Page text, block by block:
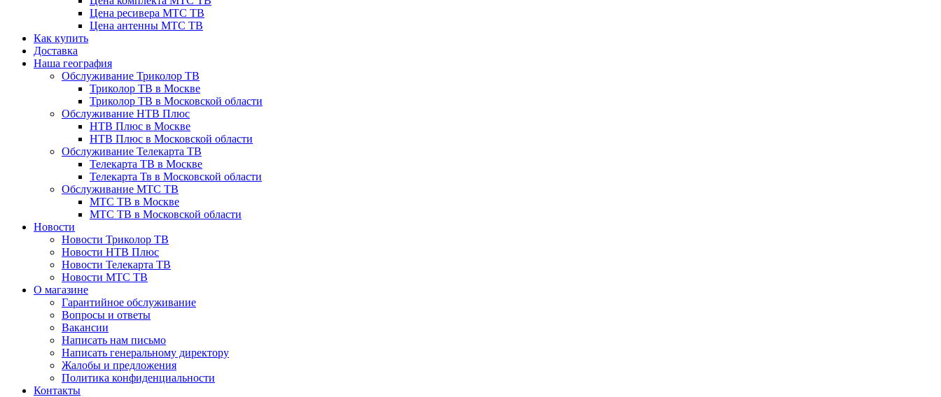
Цена ресивера МТС ТВ
Цена антенны МТС ТВ
Как купить
Доставка
Наша география
Обслуживание Триколор ТВ
Триколор ТВ в Москве
Триколор ТВ в Московской области
Обслуживание НТВ Плюс
НТВ Плюс в Москве
НТВ Плюс в Московской области
Обслуживание Телекарта ТВ
Телекарта ТВ в Москве
Телекарта Тв в Московской области
Обслуживание МТС ТВ
МТС ТВ в Москве
МТС ТВ в Московской области
Новости
Новости Триколор ТВ
Новости НТВ Плюс
Новости Телекарта ТВ
Новости МТС ТВ
О магазине
Гарантийное обслуживание
Вопросы и ответы
Вакансии
Написать нам письмо
Написать генеральному директору
Жалобы и предложения
Политика конфиденциальности
Контакты